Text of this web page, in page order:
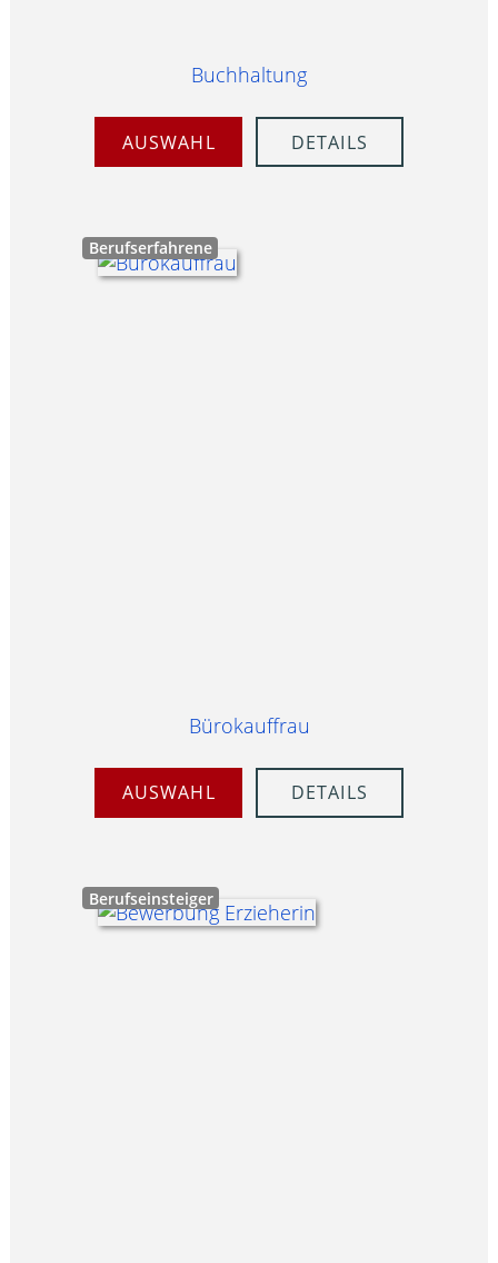
Buchhaltung
AUSWAHL DETAILS
Berufserfahrene
Bürokauffrau
AUSWAHL DETAILS
Berufseinsteiger